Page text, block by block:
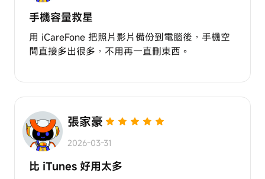
手機容量救星
用 iCareFone 把照片影片備份到電腦後，手機空
間直接多出很多，不用再一直刪東西。
張家豪
2026-03-31
比 iTunes 好用太多